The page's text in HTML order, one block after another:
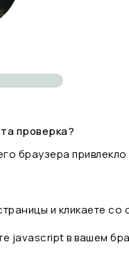
проверка?
браузера
и кликаете
javascript в вашем